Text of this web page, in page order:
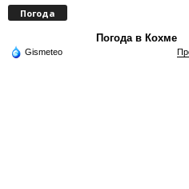
Погода
Погода в Кохме
Gismeteo